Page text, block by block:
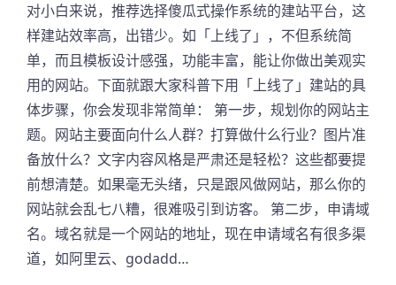
对小白来说，推荐选择傻瓜式操作系统的建站平台，这
样建站效率高，出错少。如「上线了」，不但系统简
单，而且模板设计感强，功能丰富，能让你做出美观实
用的网站。下面就跟大家科普下用「上线了」建站的具
体步骤，你会发现非常简单： 第一步，规划你的网站主
题。网站主要面向什么人群？打算做什么行业？图片准
备放什么？文字内容风格是严肃还是轻松？这些都要提
前想清楚。如果毫无头绪，只是跟风做网站，那么你的
网站就会乱七八糟，很难吸引到访客。 第二步，申请域
名。域名就是一个网站的地址，现在申请域名有很多渠
道，如阿里云、godadd…